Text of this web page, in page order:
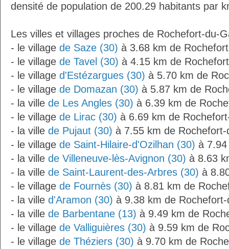
densité de population de 200.29 habitants par
Les villes et villages proches de Rochefort-du-
- le village de Saze (30) à 3.68 km de
- le village de Tavel (30) à 4.15 km de
- le village d'Estézargues (30) à 5.70 km de
- le village de Domazan (30) à 5.87 km de
- la ville de Les Angles (30) à 6.39 km de
- le village de Lirac (30) à 6.69 km de
- la ville de Pujaut (30) à 7.55 km de
- le village de Saint-Hilaire-d'Ozilhan (30) à
- la ville de Villeneuve-lès-Avignon (30) à 8.63
- la ville de Saint-Laurent-des-Arbres (30) à
- le village de Fournès (30) à 8.81 km de
- la ville d'Aramon (30) à 9.38 km de
- la ville de Barbentane (13) à 9.49 km de
- le village de Valliguières (30) à 9.59 km de
- le village de Théziers (30) à 9.70 km de